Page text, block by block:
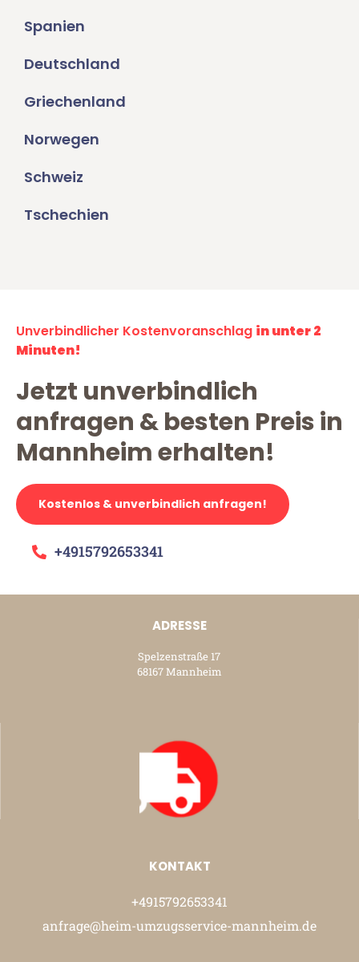
Spanien
Deutschland
Griechenland
Norwegen
Schweiz
Tschechien
Unverbindlicher Kostenvoranschlag in unter 2
Minuten!
Jetzt unverbindlich
anfragen & besten Preis in
Mannheim erhalten!
Kostenlos & unverbindlich anfragen!
+4915792653341
ADRESSE
Spelzenstraße 17
68167 Mannheim
KONTAKT
+4915792653341
anfrage@heim-umzugsservice-mannheim.de